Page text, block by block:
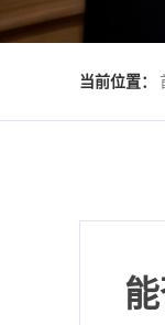
当前位置：